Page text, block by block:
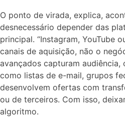
O ponto de virada, explica,
desnecessário depender das
principal. “Instagram, YouTube
canais de aquisição, não o
avançados capturam audiência,
como listas de e-mail, grupos
desenvolvem ofertas com
ou de terceiros. Com isso,
algoritmo.